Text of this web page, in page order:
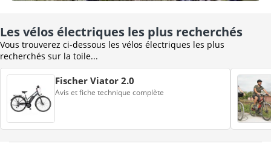
Les vélos électriques les plus recherchés
Vous trouverez ci-dessous les vélos électriques les plus
recherchés sur la toile...
Fischer Viator 2.0
Avis et fiche technique complète